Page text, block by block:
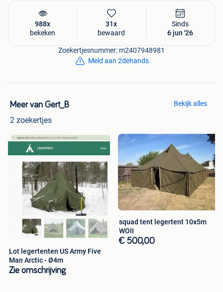
GSM, Whatsapp: +32499202210
PUR / dubbele staalplaat / dakplaten / golfplaten /
dakpanelen / dakbedekking / afdak / tweedehands
988x
bekeken
31x
bewaard
Sinds
6 jun '26
Zoekertjesnummer: m2407948981
Meld aan 2dehands
Meer van Gert_B
2 zoekertjes
Bekijk alles
Lot legertenten US Army Five
Man Arctic - Ø4m
Zie omschrijving
squad tent legertent 10x5m
WOII
€ 500,00